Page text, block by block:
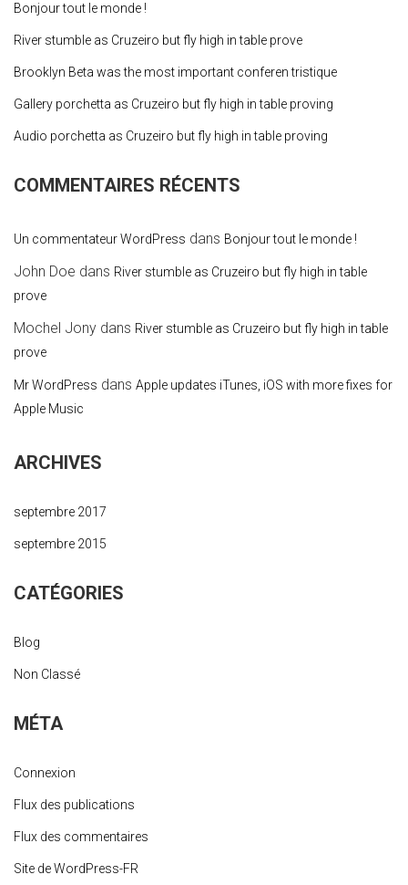
Bonjour tout le monde !
River stumble as Cruzeiro but fly high in table prove
Brooklyn Beta was the most important conferen tristique
Gallery porchetta as Cruzeiro but fly high in table proving
Audio porchetta as Cruzeiro but fly high in table proving
COMMENTAIRES RÉCENTS
Un commentateur WordPress dans Bonjour tout le monde !
John Doe dans River stumble as Cruzeiro but fly high in table
prove
Mochel Jony dans River stumble as Cruzeiro but fly high in table
prove
Mr WordPress dans Apple updates iTunes, iOS with more fixes for
Apple Music
ARCHIVES
septembre 2017
septembre 2015
CATÉGORIES
Blog
Non Classé
MÉTA
Connexion
Flux des publications
Flux des commentaires
Site de WordPress-FR